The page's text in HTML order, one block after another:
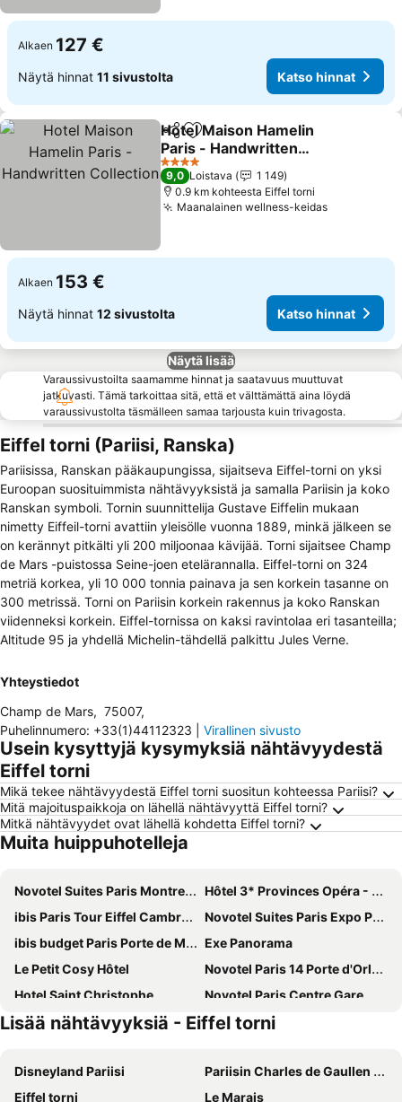
Alkaen 127 €
Näytä hinnat 11 sivustolta Katso hinnat
Jaa Lisää suosikkeihin
Hotel Maison Hamelin
Paris - Handwritten
Collection
4 Tähtiluokitus
9,0 Loistava
1 149
0.9 km kohteesta Eiffel torni
Maanalainen wellness-keidas
Alkaen 153 €
Näytä hinnat 12 sivustolta Katso hinnat
Näytä lisää
Varaussivustoilta saamamme hinnat ja saatavuus muuttuvat
jatkuvasti. Tämä tarkoittaa sitä, että et välttämättä aina löydä
varaussivustolta täsmälleen samaa tarjousta kuin trivagosta.
Eiffel torni (Pariisi, Ranska)
Pariisissa, Ranskan pääkaupungissa, sijaitseva Eiffel-torni on yksi
Euroopan suosituimmista nähtävyyksistä ja samalla Pariisin ja koko
Ranskan symboli. Tornin suunnittelija Gustave Eiffelin mukaan
nimetty Eiffeil-torni avattiin yleisölle vuonna 1889, minkä jälkeen se
on kerännyt pitkälti yli 200 miljoonaa kävijää. Torni sijaitsee Champ
de Mars -puistossa Seine-joen etelärannalla. Eiffel-torni on 324
metriä korkea, yli 10 000 tonnia painava ja sen korkein tasanne on
300 metrissä. Torni on Pariisin korkein rakennus ja koko Ranskan
viidenneksi korkein. Eiffel-tornissa on kaksi ravintolaa eri tasanteilla;
Altitude 95 ja yhdellä Michelin-tähdellä palkittu Jules Verne.
Yhteystiedot
Champ de Mars, 75007,
Puhelinnumero: +33(1)44112323 Virallinen sivusto
Usein kysyttyjä kysymyksiä nähtävyydestä
Eiffel torni
Mikä tekee nähtävyydestä Eiffel torni suositun kohteessa Pariisi?
Mitä majoituspaikkoja on lähellä nähtävyyttä Eiffel torni?
Mitkä nähtävyydet ovat lähellä kohdetta Eiffel torni?
Muita huippuhotelleja
Novotel Suites Paris Montreuil Vincennes
Hôtel 3* Provinces Opéra - Vacances Bleues
ibis Paris Tour Eiffel Cambronne 15ème
Novotel Suites Paris Expo Porte de Versailles
ibis budget Paris Porte de Montmartre
Exe Panorama
Le Petit Cosy Hôtel
Novotel Paris 14 Porte d'Orléans
Hotel Saint Christophe
Novotel Paris Centre Gare Montparnasse
Hôtel De Paris Opera
Hotel Bridget
ibis budget Orly Chevilly Tram 7
La Maison Montparnasse
Grand Hotel de Paris
Hotel Eiffel Petit Louvre
Lisää nähtävyyksiä - Eiffel torni
Disneyland Pariisi
Pariisin Charles de Gaullen lentokenttä
Eiffel torni
Le Marais